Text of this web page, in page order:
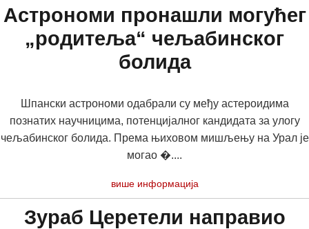
Астрономи пронашли могућег
„родитеља“ чељабинског
болида
Шпански астрономи одабрали су међу астероидима
познатих научницима, потенцијалног кандидата за улогу
чељабинског болида. Према њиховом мишљењу на Урал је
могао �....
више информација
Зураб Церетели направио